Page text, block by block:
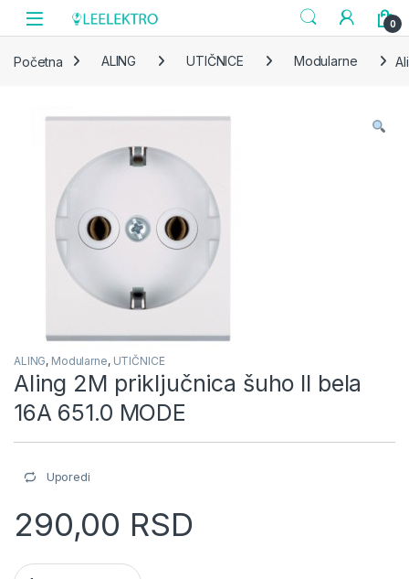
Skip to navigation
Skip to content
0
Početna ALING UTIČNICE Modularne
ALING, Modularne, UTIČNICE
Aling 2M priključnica šuho II bela
16A 651.0 MODE
Uporedi
290,00 RSD
Aling 2M priključnica šuho II bela 16A 651.0 MODE quantity